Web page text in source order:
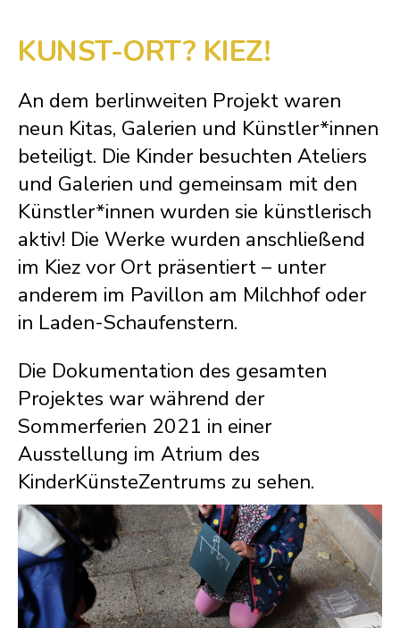
KUNST-ORT? KIEZ!
An dem berlinweiten Projekt waren
neun Kitas, Galerien und Künstler*innen
beteiligt. Die Kinder besuchten Ateliers
und Galerien und gemeinsam mit den
Künstler*innen wurden sie künstlerisch
aktiv! Die Werke wurden anschließend
im Kiez vor Ort präsentiert – unter
anderem im Pavillon am Milchhof oder
in Laden-Schaufenstern.
Die Dokumentation des gesamten
Projektes war während der
Sommerferien 2021 in einer
Ausstellung im Atrium des
KinderKünsteZentrums zu sehen.